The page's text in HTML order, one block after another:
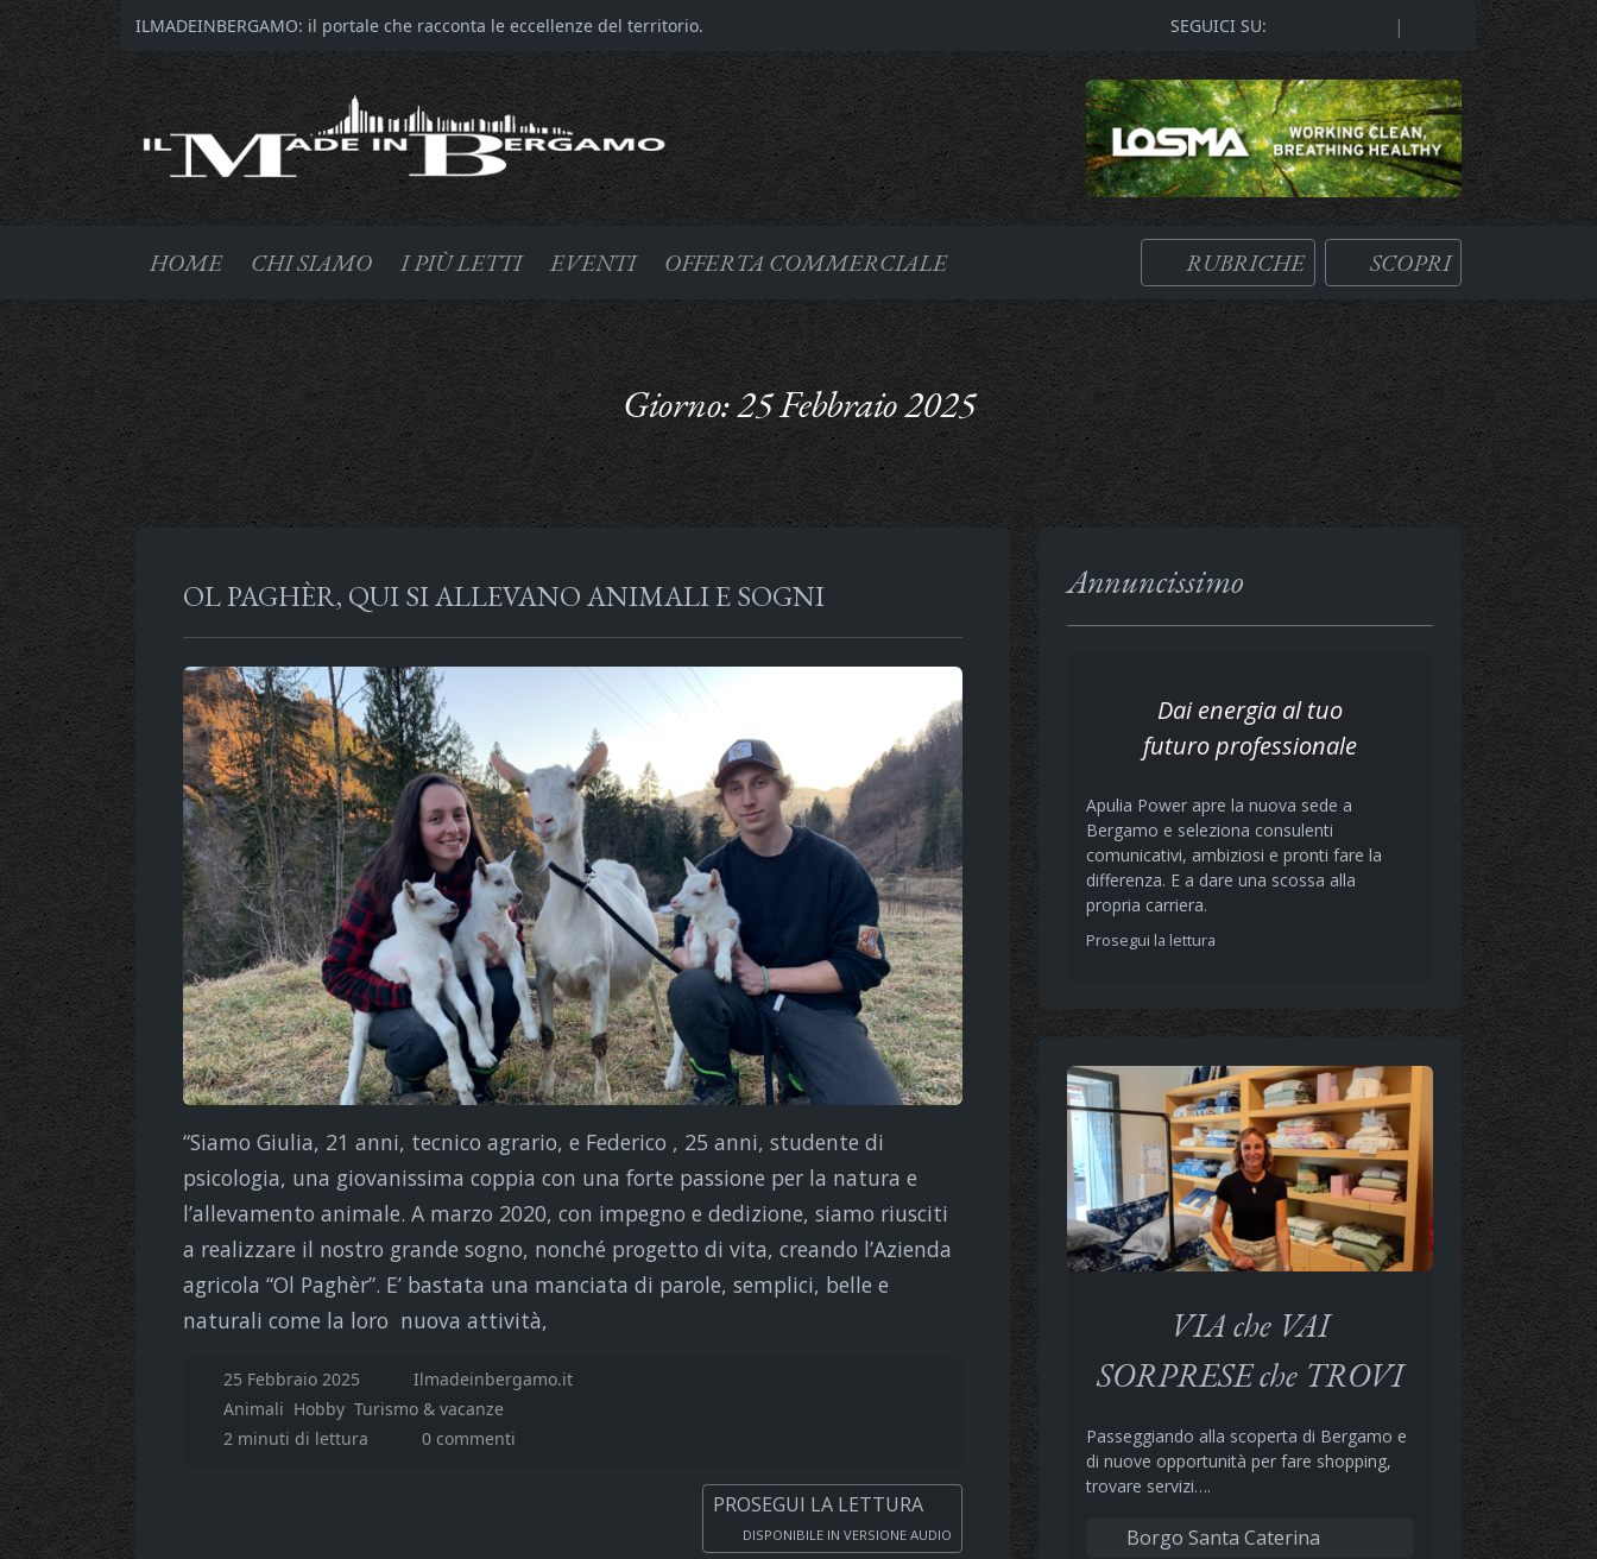
ILMADEINBERGAMO: il portale che racconta le eccellenze del territorio. SEGUICI SU: |
HOME CHI SIAMO I PIÙ LETTI EVENTI OFFERTA COMMERCIALE RUBRICHE SCOPRI
Giorno:25 Febbraio 2025
OL PAGHÈR, QUI SI ALLEVANO ANIMALI E SOGNI
“Siamo Giulia, 21 anni, tecnico agrario, e Federico , 25 anni, studente di
psicologia, una giovanissima coppia con una forte passione per la natura e
l’allevamento animale. A marzo 2020, con impegno e dedizione, siamo riusciti
a realizzare il nostro grande sogno, nonché progetto di vita, creando l’Azienda
agricola “Ol Paghèr”. E’ bastata una manciata di parole, semplici, belle e
naturali come la loro nuova attività,
25 Febbraio 2025
Ilmadeinbergamo.it
Animali Hobby Turismo & vacanze
2 minuti di lettura
0 commenti
PROSEGUI LA LETTURA
DISPONIBILE IN VERSIONE AUDIO
Annuncissimo
Dai energia al tuo
futuro professionale
Apulia Power apre la nuova sede a
Bergamo e seleziona consulenti
comunicativi, ambiziosi e pronti fare la
differenza. E a dare una scossa alla
propria carriera.
Prosegui la lettura
VIA che VAI
SORPRESE che TROVI
Passeggiando alla scoperta di Bergamo e
di nuove opportunità per fare shopping,
trovare servizi….
Borgo Santa Caterina